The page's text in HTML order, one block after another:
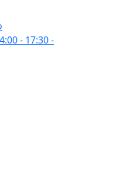
- 17:30-